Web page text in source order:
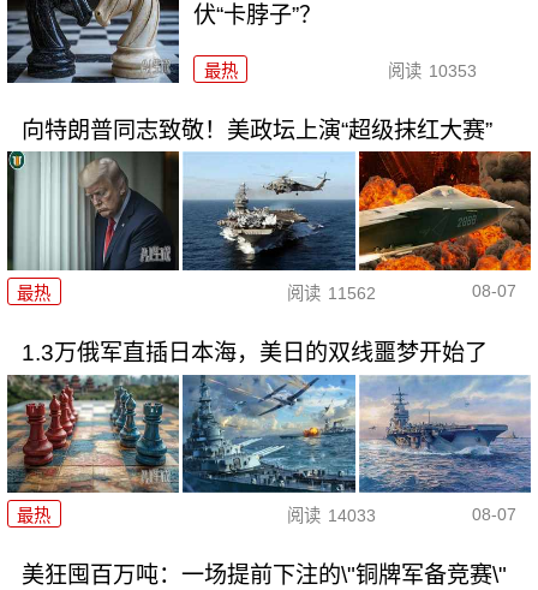
伏“卡脖子”？
最热 阅读 10353
向特朗普同志致敬！美政坛上演“超级抹红大赛”
最热 阅读 11562 08-07
1.3万俄军直插日本海，美日的双线噩梦开始了
最热 阅读 14033 08-07
美狂囤百万吨：一场提前下注的\"铜牌军备竞赛\"